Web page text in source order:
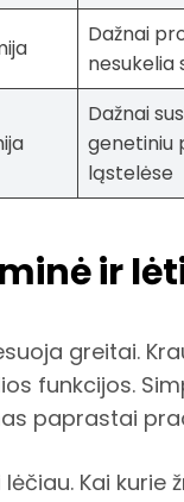
Dažnai
Dažnai
genetiniu
ląstelėse
ir
greitai.
funkcijos.
paprastai
Kai